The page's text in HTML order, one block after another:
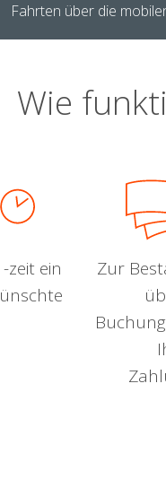
Fahrten über die
Wie
zeit ein
Zur